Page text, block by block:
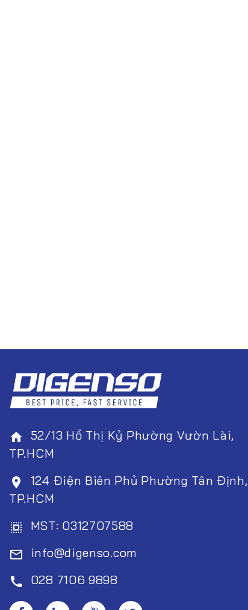
home 52/13 Hồ Thị Kỷ Phường Vườn Lài,
TP.HCM
room
124 Điện Biên Phủ Phường Tân Định,
TP.HCM
select_all MST: 0312707588
mail_outline info@digenso.com
call 028 7106 9898